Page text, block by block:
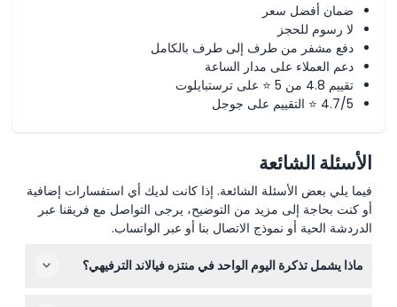
ضمان أفضل سعر
لا رسوم للحجز
دفع مشفر من طرف إلى طرف بالكامل
دعم العملاء على مدار الساعة
تقييم 4.8 من 5 ⭐ على ترستبايلوت
4.7/5 ⭐ التقييم على جوجل
الأسئلة الشائعة
فيما يلي بعض الأسئلة الشائعة. إذا كانت لديك أي استفسارات إضافية
أو كنت بحاجة إلى مزيد من التوضيح، يرجى التواصل مع فريقنا عبر
الدردشة الحية أو نموذج الاتصال بنا أو عبر الواتساب.
ماذا يشمل تذكرة اليوم الواحد في منتزه فيالاند الترفيهي؟